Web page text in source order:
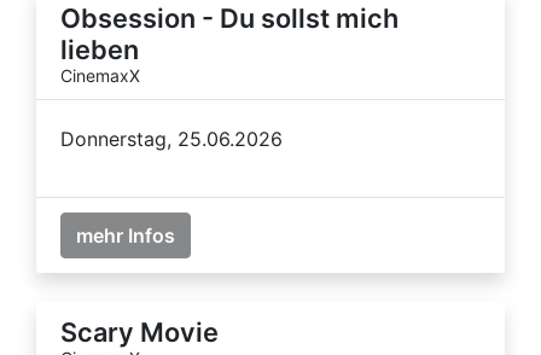
Obsession - Du sollst mich
lieben
CinemaxX
Donnerstag, 25.06.2026
mehr Infos
Scary Movie